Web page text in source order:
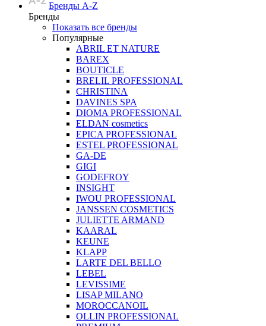
Бренды A-Z
Бренды
Показать все бренды
Популярные
ABRIL ET NATURE
BAREX
BOUTICLE
BRELIL PROFESSIONAL
CHRISTINA
DAVINES SPA
DIOMA PROFESSIONAL
ELDAN cosmetics
EPICA PROFESSIONAL
ESTEL PROFESSIONAL
GA-DE
GIGI
GODEFROY
INSIGHT
IWOU PROFESSIONAL
JANSSEN COSMETICS
JULIETTE ARMAND
KAARAL
KEUNE
KLAPP
LARTE DEL BELLO
LEBEL
LEVISSIME
LISAP MILANO
MOROCCANOIL
OLLIN PROFESSIONAL